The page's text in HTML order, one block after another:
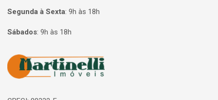
Segunda à Sexta: 9h às 18h
Sábados: 9h às 18h
Página inicial